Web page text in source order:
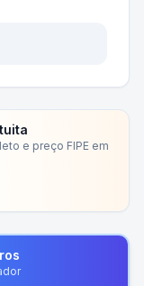
e preço FIPE em